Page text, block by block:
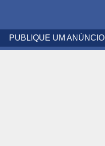
PUBLIQUE UM ANÚNCIO